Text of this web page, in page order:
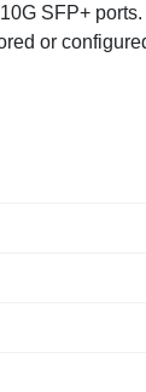
SFP+
or